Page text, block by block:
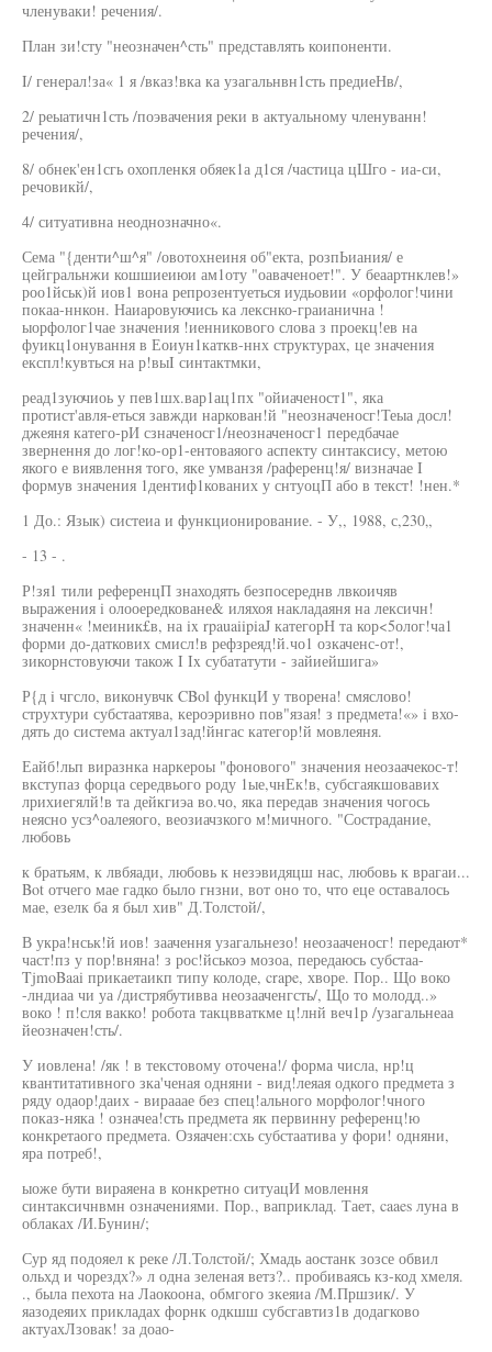
членуваки! речения/.
План зи!сту "неозначен^сть" представлять коипоненти.
I/ генерал!за« 1 я /вказ!вка ка узагальнвн1сть предиеНв/,
2/ реыатичн1сть /поэвачения реки в актуальному членуванн!
речения/,
8/ обнек'ен1сгь охопленкя обяек1а д1ся /частица цШго - иа-си,
речовикй/,
4/ ситуативна неоднозначно«.
Сема "{денти^ш^я" /овотохнеиня об"екта, розпЬиания/ е
цейгральнжи кошшиеиюи ам1оту "оаваченоет!". У беаартнклев!»
роо1йськ)й иов1 вона репрозентуеться иудьовии «орфолог!чини
покаа-ннкон. Наиаровуючись ка лекснко-граианична !
ыорфолог1чае значения !иенникового слова з проекц!ев на
фуикц1онування в Еоиун1каткв-ннх структурах, це значения
експл!кувться на р!выI синтактмки,
реад1зуючиоь у пев1шх.вар1ац1пх "ойиаченост1", яка
протист'авля-еться завжди наркован!й "неозначеносг!Теыа досл!
джеяня катего-рИ сзначеносг1/неозначеносг1 передбачае
звернення до лог!ко-ор1-ентоваяого аспекту синтаксису, метою
якого е виявлення того, яке умванзя /раференц!я/ визначае I
формув значения 1дентиф1кованих у снтуоцП або в текст! !нен.*
1 До.: Язык) систеиа и функционирование. - У,, 1988, с,230„
- 13 - .
Р!зя1 тили референцП знаходять безпосереднв лвкоичяв
выражения i олооередковане& иляхоя накладаяня на лексичн!
значенн« !меиник£в, на ix rpauaiipiaJ категорН та кор<5олог!ча1
форми до-даткових смисл!в рефзреяд!й.чо1 озкаченс-от!,
зикорнстовуючи також I Ix субататути - зайиейшига»
Р{д i чгсло, виконувчк CBol функцИ у творена! смяслово!
струхтури субстаатява, кероэривно пов"язая! з предмета!«» i вхо-
дять до система актуал1зад!йнгас категор!й мовлеяня.
Еайб!льп виразнка наркероы "фонового" значения неозаачекос-т!
вкступаз форца середвього роду 1ые,чнЕк!в, субсгаякшовавих
лрихиегялй!в та дейкгиэа во.чо, яка передав значения чогось
неясно усз^оалеяого, веозиачзкого м!мичного. "Сострадание,
любовь
к братьям, к лвбяади, любовь к незэвидяцш нас, любовь к врагаи...
Bot отчего мае гадко было гнзни, вот оно то, что еце оставалось
мае, езелк ба я был хив" Д.Толстой/,
В укра!нськ!й иов! заачення узагальнезо! неозааченосг! передают*
част!пз у пор!вняна! з рос!йськоэ мозоа, передаюсь субстаа-
TjmoBaai прикаетаикп типу колоде, crape, хворе. Пор.. Що воко
-лндиаа чи уа /дистрябутивва неозааченгсть/, Що то молодд..»
воко ! п!сля вакко! робота такцвваткме ц!лнй веч1р /узагальнеаа
йеозначен!сть/.
У иовлена! /як ! в текстовому оточена!/ форма числа, нр!ц
квантитативного зка'ченая одняни - вид!леяая одкого предмета з
ряду одаор!даих - вирааае без спец!ального морфолог!чного
показ-няка ! означеа!сть предмета як первинну референц!ю
конкретаого предмета. Озяачен:схь субстаатива у фори! одняни,
яра потреб!,
ыоже бути вираяена в конкретно ситуацИ мовлення
синтаксичнвмн означениями. Пор., ваприклад. Тает, caaes луна в
облаках /И.Бунин/;
Сур яд подояел к реке /Л.Толстой/; Хмадь аостанк зозсе обвил
ольхд и чорездх?» л одна зеленая ветз?.. пробиваясь кз-код хмеля.
., была пехота на Лаокоона, обмгого зкеяиа /М.Пршзик/. У
яазодеяих прикладах форнк одкшш субсгавтиз1в додагково
актуахЛзовак! за доао-